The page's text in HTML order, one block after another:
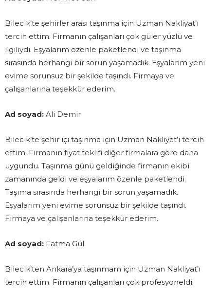
Bilecik’te şehirler arası taşınma için Uzman Nakliyat’ı
tercih ettim. Firmanın çalışanları çok güler yüzlü ve
ilgiliydi. Eşyalarım özenle paketlendi ve taşınma
sırasında herhangi bir sorun yaşamadık. Eşyalarım yeni
evime sorunsuz bir şekilde taşındı. Firmaya ve
çalışanlarına teşekkür ederim.
Ad soyad: Ali Demir
Bilecik’te şehir içi taşınma için Uzman Nakliyat’ı tercih
ettim. Firmanın fiyat teklifi diğer firmalara göre daha
uygundu. Taşınma günü geldiğinde firmanın ekibi
zamanında geldi ve eşyalarım özenle paketlendi.
Taşıma sırasında herhangi bir sorun yaşamadık.
Eşyalarım yeni evime sorunsuz bir şekilde taşındı.
Firmaya ve çalışanlarına teşekkür ederim.
Ad soyad: Fatma Gül
Bilecik’ten Ankara’ya taşınmam için Uzman Nakliyat’ı
tercih ettim. Firmanın çalışanları çok profesyoneldi.